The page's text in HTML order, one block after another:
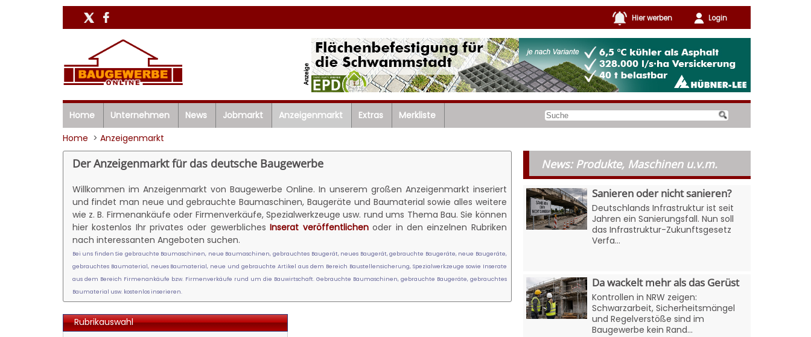
Hier werben Login
Home Unternehmen News Jobmarkt Anzeigenmarkt Extras
Merkliste
Home > Anzeigenmarkt
Der Anzeigenmarkt für das deutsche Baugewerbe
Willkommen im Anzeigenmarkt von Baugewerbe Online. In unserem großen Anzeigenmarkt inseriert
und findet man neue und gebrauchte Baumaschinen, Baugeräte und Baumaterial sowie alles weitere
wie z. B. Firmenankäufe oder Firmenverkäufe, Spezialwerkzeuge usw. rund ums Thema Bau. Sie können
hier kostenlos Ihr privates oder gewerblichesInserat veröffentlichenoder in den einzelnen Rubriken
nach interessanten Angeboten suchen.
Bei uns finden Sie gebrauchte Baumaschinen, neue Baumaschinen, gebrauchtes Baugerät, neues Baugerät, gebrauchte Baugeräte, neue Baugeräte,
gebrauchtes Baumaterial, neues Baumaterial, neue und gebrauchte Artikel aus dem Bereich Baustellensicherung, Spezialwerkzeuge sowie Inserate
aus dem Bereich Firmenankäufe bzw. Firmenverkäufe rund um die Bauwirtschaft. Gebrauchte Baumaschinen, gebrauchte Baugeräte, gebrauchtes
Baumaterial usw. kostenlos inserieren.
Rubrikauswahl
News: Produkte, Maschinen u.v.m.
Sanieren oder nicht sanieren?
Deutschlands Infrastruktur ist seit
Jahren ein Sanierungsfall. Nun soll
das Infrastruktur-Zukunftsgesetz
Verfa...
Da wackelt mehr als das Gerüst
Kontrollen in NRW zeigen:
Schwarzarbeit, Sicherheitsmängel
und Regelverstöße sind im
Baugewerbe kein Rand...